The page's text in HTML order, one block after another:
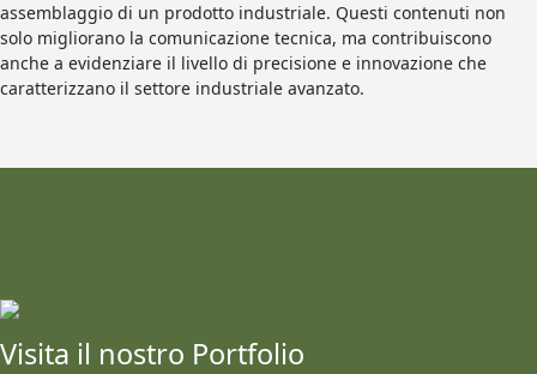
assemblaggio di un prodotto industriale. Questi contenuti non
solo migliorano la comunicazione tecnica, ma contribuiscono
anche a evidenziare il livello di precisione e innovazione che
caratterizzano il settore industriale avanzato.
Visita il nostro Portfolio